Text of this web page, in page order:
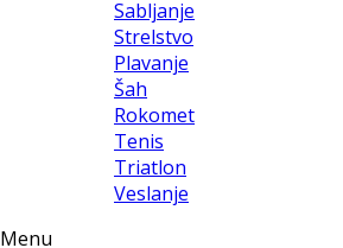
Sabljanje
Strelstvo
Plavanje
Šah
Rokomet
Tenis
Triatlon
Veslanje
Menu